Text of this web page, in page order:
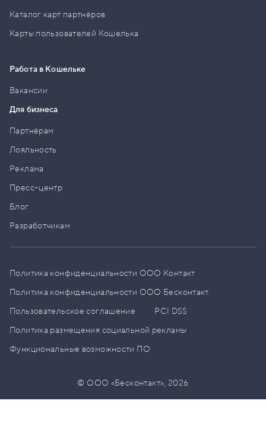
Каталог карт партнёров
Карты пользователей Кошелька
Работа в Кошельке
Вакансии
Для бизнеса
Партнёрам
Лояльность
Реклама
Пресс–центр
Блог
Разработчикам
Политика конфиденциальности ООО Контакт
Политика конфиденциальности ООО Бесконтакт
Пользовательское соглашение
PCI DSS
Политика размещения социальной рекламы
Функциональные возможности ПО
© ООО «Бесконтакт»,2026